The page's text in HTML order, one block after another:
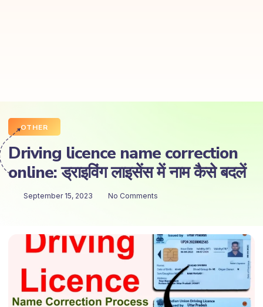
OTHER
Driving licence name correction
online: ड्राइविंग लाइसेंस में नाम कैसे बदलें
September 15, 2023 No Comments